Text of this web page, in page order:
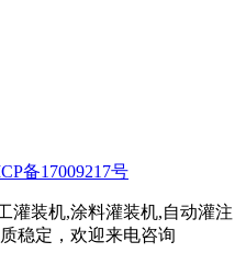
备17009217号
灌装机,涂料灌装机,自动灌注
稳定，欢迎来电咨询